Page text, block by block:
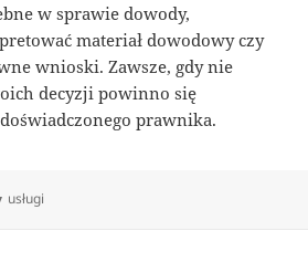
w sprawie dowody,
materiał dowodowy czy
wnioski. Zawsze, gdy nie
decyzji powinno się
prawnika.
Kategorie
usługi